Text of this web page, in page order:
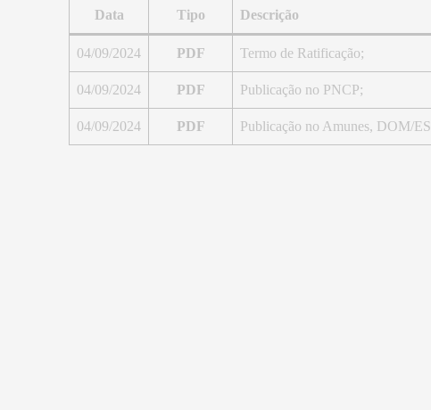
Data Tipo Descrição
04/09/2024 PDF Termo de Ratificação;
04/09/2024 PDF Publicação no PNCP;
04/09/2024 PDF Publicação no Amunes, DOM/ES